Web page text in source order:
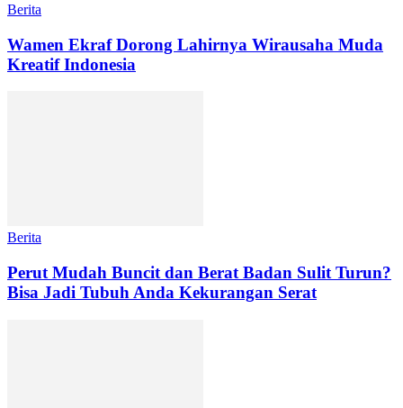
Berita
Wamen Ekraf Dorong Lahirnya Wirausaha Muda
Kreatif Indonesia
Berita
Perut Mudah Buncit dan Berat Badan Sulit Turun?
Bisa Jadi Tubuh Anda Kekurangan Serat